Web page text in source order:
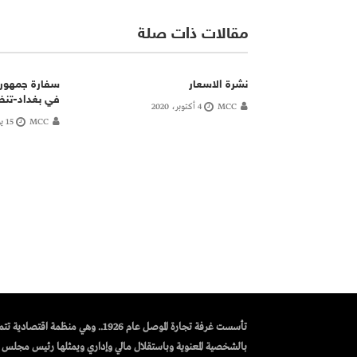
مقالات ذات صلة
نشرة الاسعار
MCC 4 أكتوبر، 2020
سفارة
في بغداد-
MCC 15 يونيو، 2020
تأسست غرفة تجارة الموصل عام 1926.. وهي منظمة
بالشخصية المعنوية وباستقلال مالي وإداري ويمثلها رئيس مجلس